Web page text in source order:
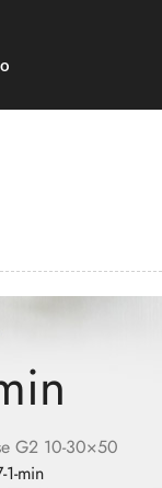
G2 10-30×50
min